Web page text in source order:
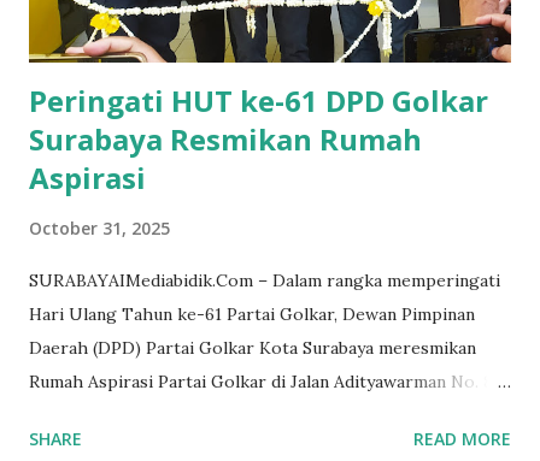
Peringati HUT ke-61 DPD Golkar
Surabaya Resmikan Rumah
Aspirasi
October 31, 2025
SURABAYAIMediabidik.Com – Dalam rangka memperingati
Hari Ulang Tahun ke-61 Partai Golkar, Dewan Pimpinan
Daerah (DPD) Partai Golkar Kota Surabaya meresmikan
Rumah Aspirasi Partai Golkar di Jalan Adityawarman No. 87-
simbolis oleh Wakil Ketua DPR RI, Adies Kadir, dengan
SHARE READ MORE